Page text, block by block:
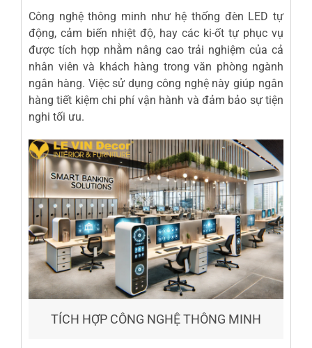
Công nghệ thông minh như hệ thống đèn LED tự
động, cảm biến nhiệt độ, hay các ki-ốt tự phục vụ
được tích hợp nhằm nâng cao trải nghiệm của cả
nhân viên và khách hàng trong văn phòng ngành
ngân hàng. Việc sử dụng công nghệ này giúp ngân
hàng tiết kiệm chi phí vận hành và đảm bảo sự tiện
nghi tối ưu.
TÍCH HỢP CÔNG NGHỆ THÔNG MINH